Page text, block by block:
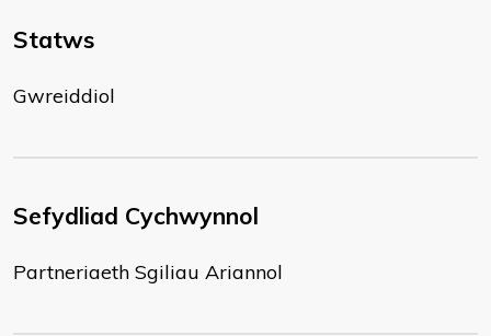
Statws
Gwreiddiol
Sefydliad Cychwynnol
Partneriaeth Sgiliau Ariannol